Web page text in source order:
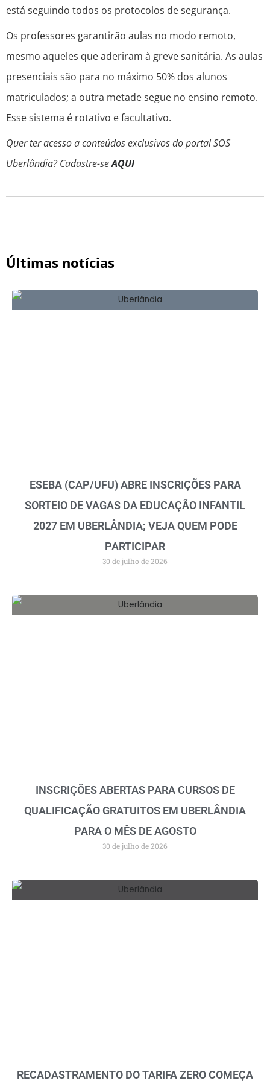
está seguindo todos os protocolos de segurança.
Os professores garantirão aulas no modo remoto,
mesmo aqueles que aderiram à greve sanitária. As aulas
presenciais são para no máximo 50% dos alunos
matriculados; a outra metade segue no ensino remoto.
Esse sistema é rotativo e facultativo.
Quer ter acesso a conteúdos exclusivos do portal SOS
Uberlândia? Cadastre-seAQUI
Últimas notícias
ESEBA (CAP/UFU) ABRE INSCRIÇÕES PARA
SORTEIO DE VAGAS DA EDUCAÇÃO INFANTIL
2027 EM UBERLÂNDIA; VEJA QUEM PODE
PARTICIPAR
30 de julho de 2026
INSCRIÇÕES ABERTAS PARA CURSOS DE
QUALIFICAÇÃO GRATUITOS EM UBERLÂNDIA
PARA O MÊS DE AGOSTO
30 de julho de 2026
RECADASTRAMENTO DO TARIFA ZERO COMEÇA